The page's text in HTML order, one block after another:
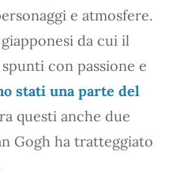
e atmosfere.
da cui il
con passione e
stati una parte del
questi anche due
Gogh ha tratteggiato